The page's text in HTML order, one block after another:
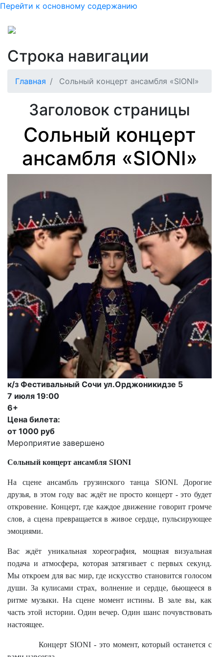
Перейти к основному содержанию
Строка навигации
Главная Сольный концерт ансамбля «SIONI»
Заголовок страницы
Сольный концерт
ансамбля «SIONI»
к/з Фестивальный Сочи ул.Орджоникидзе 5
7 июля 19:00
6+
Цена билета:
от 1000 руб
Мероприятие завершено
Сольный концерт ансамбля SIONI
На сцене ансамбль грузинского танца SIONI. Дорогие
друзья, в этом году вас ждёт не просто концерт - это будет
откровение. Концерт, где каждое движение говорит громче
слов, а сцена превращается в живое сердце, пульсирующее
эмоциями.
Вас ждёт уникальная хореография, мощная визуальная
подача и атмосфера, которая затягивает с первых секунд.
Мы откроем для вас мир, где искусство становится голосом
души. За кулисами страх, волнение и сердце, бьющееся в
ритме музыки. На сцене момент истины. В зале вы, как
часть этой истории. Один вечер. Один шанс почувствовать
настоящее.
Концерт SIONI - это момент, который останется с